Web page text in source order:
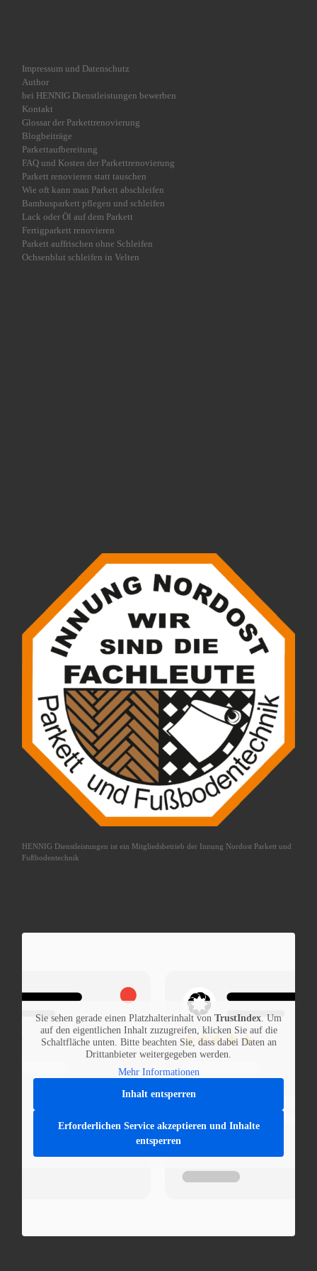
Impressum und Datenschutz
Author
bei HENNIG Dienstleistungen bewerben
Kontakt
Glossar der Parkettrenovierung
Blogbeiträge
Parkettaufbereitung
FAQ und Kosten der Parkettrenovierung
Parkett renovieren statt tauschen
Wie oft kann man Parkett abschleifen
Bambusparkett pflegen und schleifen
Lack oder Öl auf dem Parkett
Fertigparkett renovieren
Parkett auffrischen ohne Schleifen
Ochsenblut schleifen in Velten
HENNIG Dienstleistungen ist ein Mitgliedsbetrieb der Innung Nordost Parkett und
Fußbodentechnik
Sie sehen gerade einen Platzhalterinhalt von TrustIndex . Um
auf den eigentlichen Inhalt zuzugreifen, klicken Sie auf die
Schaltfläche unten. Bitte beachten Sie, dass dabei Daten an
Drittanbieter weitergegeben werden.
Mehr Informationen
Inhalt entsperren
Erforderlichen Service akzeptieren und Inhalte
entsperren